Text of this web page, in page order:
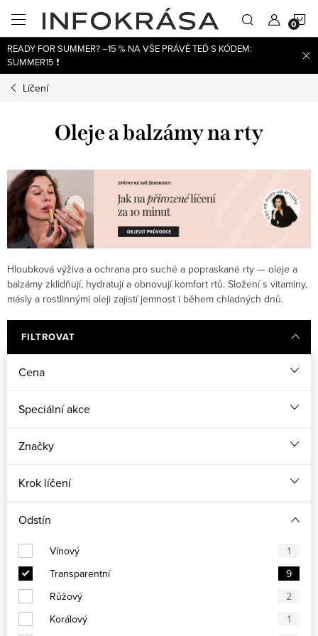
obsah
READY FOR SUMMER? –15 % NA VŠE PRÁVĚ TEĎ S KÓDEM:
SUMMER15 ❗
Líčení
Oleje a balzámy na rty
Hloubková výživa a ochrana pro suché a popraskané rty — oleje a
balzámy zklidňují, hydratují a obnovují komfort rtů. Složení s vitaminy,
másly a rostlinnými oleji zajistí jemnost i během chladných dnů.
FILTROVAT
Cena
Speciální akce
Značky
Krok líčení
Odstín
Vínový
1
Transparentní
9
Růžový
2
Korálový
1